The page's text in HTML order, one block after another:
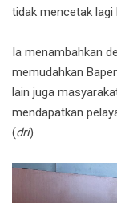
tidak mencetak lagi
Ia menambahkan
memudahkan
lain juga
mendapatkan
(dri)